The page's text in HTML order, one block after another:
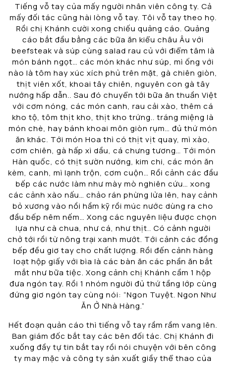
Tiếng vỗ tay của mấy người nhân viên công ty. Cả
mấy đối tác cũng hài lòng vỗ tay. Tôi vỗ tay theo họ.
Rồi chị Khánh cười xong chiếu quảng cáo. Quảng
cáo bắt đầu bằng các bữa ăn kiểu châu Âu với
beefsteak và súp cùng salad rau củ với điểm tâm là
món bánh ngọt… các món khác như súp, mì ống với
nào là tôm hay xúc xích phủ trên mặt, gà chiên giòn,
thịt viên xốt, khoai tây chiên, nguyên con gà tây
nướng hấp dẫn.. Sau đó chuyển tới bữa ăn thuần Việt
với cơm nóng, các món canh, rau cải xào, thêm cá
kho tộ, tôm thịt kho, thịt kho trứng.. tráng miệng là
món chè, hay bánh khoai môn giòn rụm… đủ thứ món
ăn khác. Tới món Hoa thì có thịt vịt quay, mì xào,
cơm chiên, gà hấp xì dầu, cá chưng tương… Tới món
Hàn quốc, có thịt sườn nướng, kim chi, các món ăn
kèm, canh, mì lạnh trộn, cơm cuộn… Rồi cảnh các đầu
bếp các nước làm như mày mò nghiên cứu… xong
các cảnh xào nấu… chảo rán phừng lửa lên, hay cảnh
bỏ xương vào nồi hầm kỹ rồi múc nước dùng ra cho
đầu bếp nêm nếm… Xong các nguyên liệu được chọn
lựa như cà chua, như cá, như thịt.. Có cảnh người
chở tới rồi từ nông trại xanh mướt. Tới cảnh các đồng
bếp đều giơ tay cho chất lượng. Rồi đến cảnh hàng
loạt hộp giấy với bìa là các bàn ăn các phần ăn bắt
mắt như bữa tiệc. Xong cảnh chị Khánh cầm 1 hộp
đưa ngón tay. Rồi 1 nhóm người đủ thứ tầng lớp cùng
đứng giơ ngón tay cùng nói: “Ngon Tuyệt. Ngon Như
Ăn Ở Nhà Hàng.”
Hết đoạn quản cáo thì tiếng vỗ tay rầm rầm vang lên.
Ban giám đốc bắt tay các bên đối tác. Chị Khánh đi
xuống đầy tự tin bắt tay rồi nói chuyện với bên công
ty may mặc và công ty sản xuất giầy thể thao của